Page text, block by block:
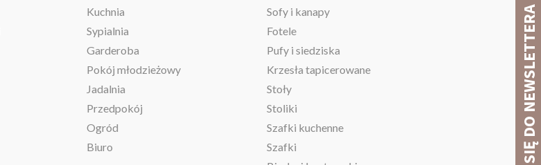
Kuchnia
Sypialnia
Garderoba
Pokój młodzieżowy
Jadalnia
Przedpokój
Ogród
Biuro
Sofy i kanapy
Fotele
Pufy i siedziska
Krzesła tapicerowane
Stoły
Stoliki
Szafki kuchenne
Szafki